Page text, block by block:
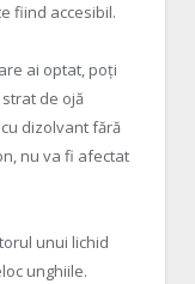
fiind accesibil.
ai optat, poți
de ojă
dizolvant fără
nu va fi afectat
unui lichid
unghiile.